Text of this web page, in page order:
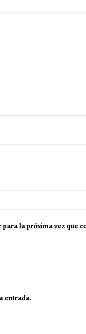
la próxima vez que
entrada.